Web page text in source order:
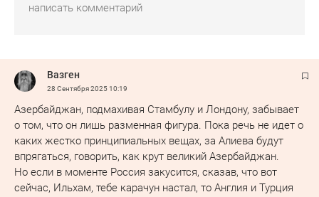
Вазген
28 Сентября 202510:19
Азербайджан, подмахивая Стамбулу и Лондону, забывает
о том, что он лишь разменная фигура. Пока речь не идет о
каких жестко принципиальных вещах, за Алиева будут
впрягаться, говорить, как крут великий Азербайджан.
Но если в моменте Россия закусится, сказав, что вот
сейчас, Ильхам, тебе карачун настал, то Англия и Турция